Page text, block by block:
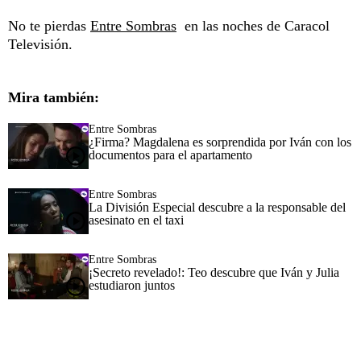
No te pierdas Entre Sombras en las noches de Caracol
Televisión.
Mira también:
Entre Sombras
¿Firma? Magdalena es sorprendida por Iván con los
documentos para el apartamento
Entre Sombras
La División Especial descubre a la responsable del
asesinato en el taxi
Entre Sombras
¡Secreto revelado!: Teo descubre que Iván y Julia
estudiaron juntos